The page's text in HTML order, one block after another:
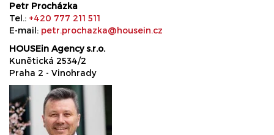
Petr Procházka
Tel.: +420 777 211 511
E-mail: petr.prochazka@housein.cz
HOUSEin Agency s.r.o.
Kunětická 2534/2
Praha 2 - Vinohrady